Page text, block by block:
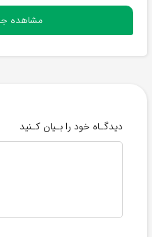
مشاهده
دیدگـاه خود را بـیان کـنید